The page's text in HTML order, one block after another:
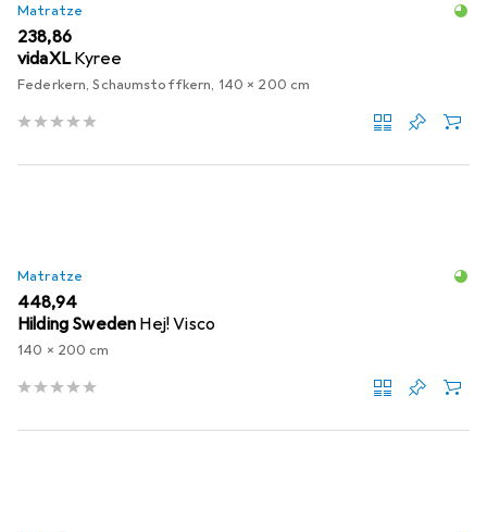
Matratze
EUR
238,86
vidaXL Kyree
Federkern, Schaumstoffkern, 140 x 200 cm
Matratze
EUR
448,94
Hilding Sweden Hej! Visco
140 x 200 cm